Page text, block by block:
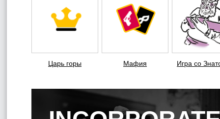
Царь горы Мафия Игра со